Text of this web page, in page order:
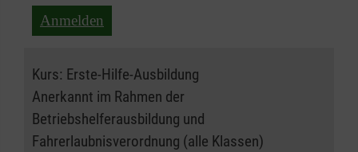
Anmelden
Kurs: Erste-Hilfe-Ausbildung
Anerkannt im Rahmen der
Betriebshelferausbildung und
Fahrerlaubnisverordnung (alle Klassen)